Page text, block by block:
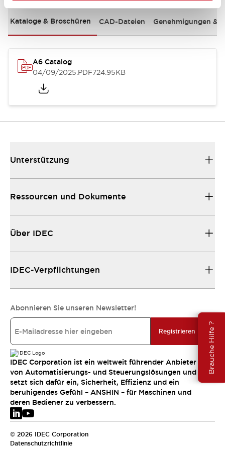
Brauche Hilfe ?
Kataloge & Broschüren CAD-Dateien Genehmigungen &
A6 Catalog
04/09/2025.PDF724.95KB
Unterstützung
Ressourcen und Dokumente
Über IDEC
IDEC-Verpflichtungen
Abonnieren Sie unseren Newsletter!
Registrieren
IDEC Corporation ist ein weltweit führender Anbieter
von Automatisierungs- und Steuerungslösungen und
setzt sich dafür ein, Sicherheit, Effizienz und ein
beruhigendes Gefühl – ANSHIN – für Maschinen und
deren Bediener zu verbessern.
© 2026 IDEC Corporation
Datenschutzrichtlinie